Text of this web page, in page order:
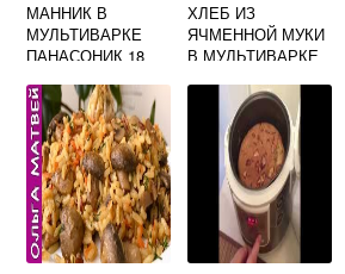
МАННИК В
МУЛЬТИВАРКЕ
ПАНАСОНИК 18
ХЛЕБ ИЗ
ЯЧМЕННОЙ МУКИ
В МУЛЬТИВАРКЕ